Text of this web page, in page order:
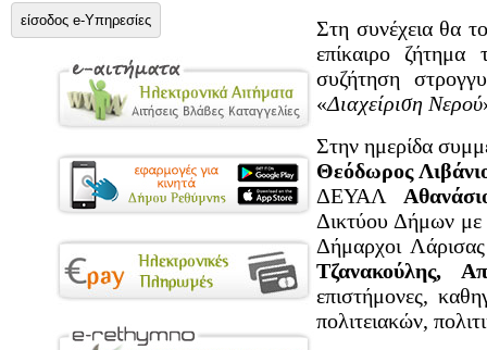
είσοδος e-Υπηρεσίες
Στη συνέχεια θα
επίκαιρο
συζήτηση
«Διαχείριση Νερού
Στην ημερίδα
Θεόδωρος
ΔΕΥΑΛ
Δικτύου Δήμων
Δήμαρχοι
Τζανακούλης,
επιστήμονες,
πολιτειακών,